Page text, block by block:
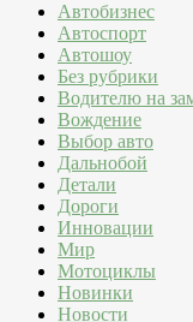
Автобизнес
Автоспорт
Автошоу
Без рубрики
Водителю на
Вождение
Выбор авто
Дальнобой
Детали
Дороги
Инновации
Мир
Мотоциклы
Новинки
Новости